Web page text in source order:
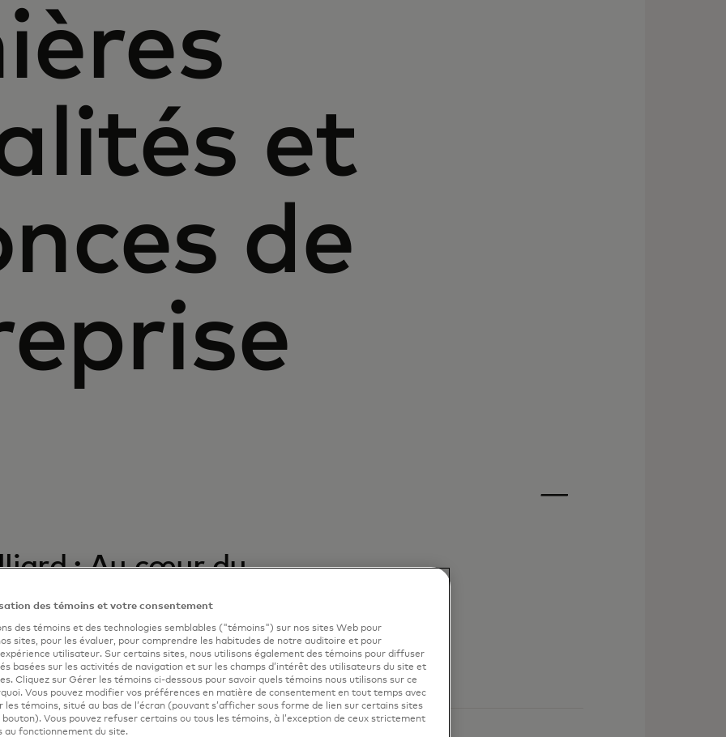
et
de
: Au cœur du
une économie plus
des témoins et votre consentement
des témoins et des technologies semblables ("témoins") sur nos sites Web pour
sites, pour les évaluer, pour comprendre les habitudes de notre auditoire et pour
utilisateur. Sur certains sites, nous utilisons également des témoins pour diffuser
basées sur les activités de navigation et sur les champs d’intérêt des utilisateurs du site et
Cliquez sur Gérer les témoins ci-dessous pour savoir quels témoins nous utilisons sur ce
Vous pouvez modifier vos préférences en matière de consentement en tout temps avec
les témoins, situé au bas de l’écran (pouvant s’afficher sous forme de lien sur certains sites
bouton). Vous pouvez refuser certains ou tous les témoins, à l’exception de ceux strictement
au fonctionnement du site.